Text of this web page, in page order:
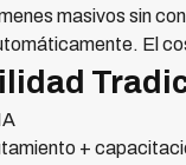
masivos sin
El
+